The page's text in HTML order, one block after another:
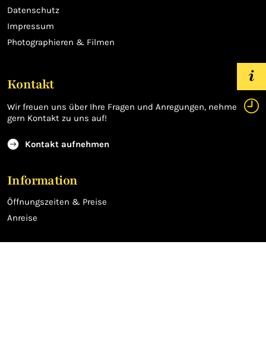
Datenschutz
Impressum
Photographieren & Filmen
Kontakt
Wir freuen uns über Ihre Fragen und Anregungen, nehmen Sie
gern Kontakt zu uns auf!
Kontakt aufnehmen
Information
Öffnungszeiten & Preise
Anreise